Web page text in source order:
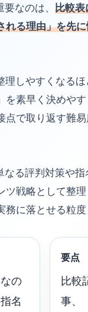
なのは、 比較表
る理由」を先
しやすくなる
素早く決めや
で取り返す難
る評判対策や
ツ戦略として整
に落とせる粒度
の
名
要点
比較
事、